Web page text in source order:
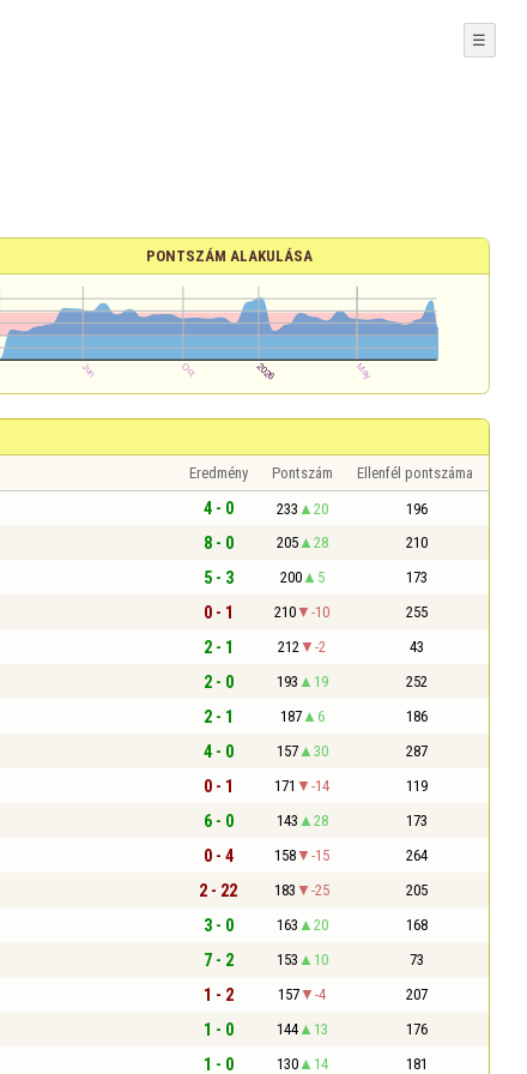
☰
PONTSZÁM ALAKULÁSA
Eredmény Pontszám Ellenfél pontszáma
4 - 0 233 20 196
8 - 0 205 28 210
5 - 3 200 5 173
0 - 1 210 -10 255
2 - 1 212 -2 43
2 - 0 193 19 252
2 - 1 187 6 186
4 - 0 157 30 287
0 - 1 171 -14 119
6 - 0 143 28 173
0 - 4 158 -15 264
2 - 22 183 -25 205
3 - 0 163 20 168
7 - 2 153 10 73
1 - 2 157 -4 207
1 - 0 144 13 176
1 - 0 130 14 181